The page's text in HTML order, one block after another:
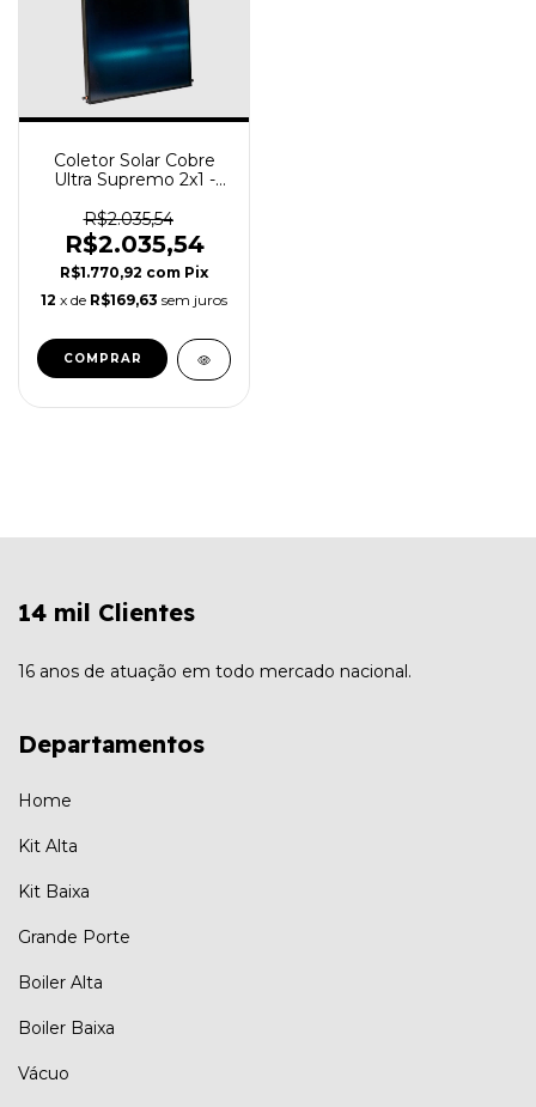
Coletor Solar Cobre
Ultra Supremo 2x1 -
TERMOMAX
R$2.035,54
R$2.035,54
R$1.770,92 com Pix
12 x de R$169,63 sem juros
14 mil Clientes
16 anos de atuação em todo mercado nacional.
Departamentos
Home
Kit Alta
Kit Baixa
Grande Porte
Boiler Alta
Boiler Baixa
Vácuo